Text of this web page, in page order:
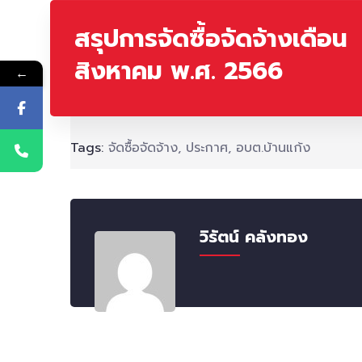
สรุปการจัดซื้อจัดจ้างเดือน
สิงหาคม พ.ศ. 2566
Tags: จัดซื้อจัดจ้าง, ประกาศ, อบต.บ้านแก้ง
วิรัตน์ คลังทอง
←